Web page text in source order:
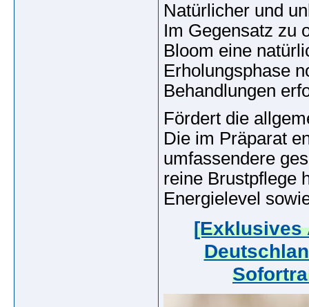
Natürlicher und
Im Gegensatz zu
Bloom eine
Erholungsphase
Behandlungen
Fördert die
Die im Präparat
umfassendere
reine Brustpflege
Energielevel
[Exklusives